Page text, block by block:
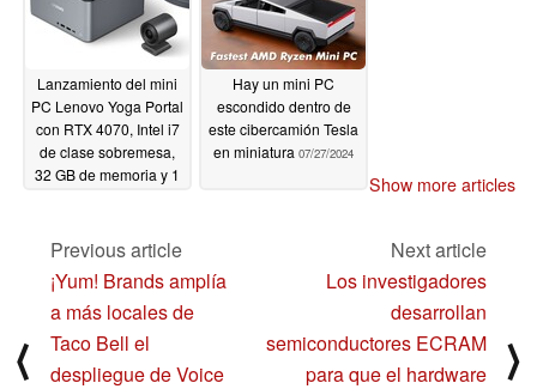
Lanzamiento del mini
PC Lenovo Yoga Portal
con RTX 4070, Intel i7
de clase sobremesa,
32 GB de memoria y 1
Hay un mini PC
escondido dentro de
este cibercamión Tesla
en miniatura 07/27/2024
Show more articles
⟨
Previous article
¡Yum! Brands amplía
a más locales de
Taco Bell el
despliegue de Voice
Next article
Los investigadores
desarrollan
semiconductores ECRAM
para que el hardware
⟩